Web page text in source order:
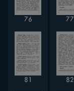
76 77
81 82